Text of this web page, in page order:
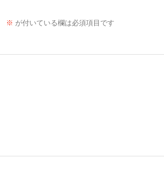
※ が付いている欄は必須項目です